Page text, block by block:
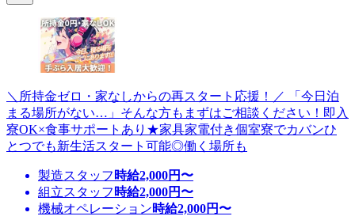
＼所持金ゼロ・家なしからの再スタート応援！／ 「今日泊
まる場所がない…」そんな方もまずはご相談ください！即入
寮OK×食事サポートあり★家具家電付き個室寮でカバンひ
とつでも新生活スタート可能◎働く場所も
製造スタッフ 時給2,000円〜
組立スタッフ 時給2,000円〜
機械オペレーション時給2,000円〜